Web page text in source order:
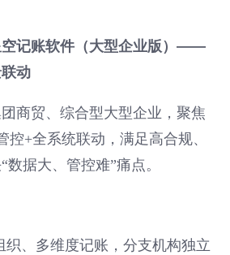
空记账软件（大型企业版）——
动
商贸、综合型大型企业，聚焦
控+全系统联动，满足高合规、
据大、管控难”痛点。
、多维度记账，分支机构独立